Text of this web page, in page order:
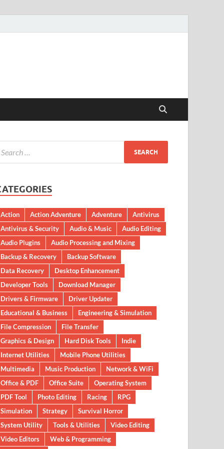
Action Action Adventure Adventure
Antivirus
Antivirus & Security
Audio & Music
Audio Editing
Audio Plugins
Audio Processing and Mixing
Backup & Recovery
Backup Software
Data Recovery
Desktop Enhancement
Developer Tools
Download Manager
Drivers & Firmware
Driver Updater
Educational & Business
Engineering & Simulation
File Compression
File Transfer
Graphics & Design
Hard Disk Tools
Indie
Internet Utilities
Mobile Phone Utilities
Multimedia
Music Production
Network & WiFi
Office & PDF
Office Suite
Operating System
PDF Tool
Photo Editing Racing
RPG
Simulation
Strategy
Survival Horror
System Utility
Tools & Utilities
Video Editing
Video Editors
Web & Programming